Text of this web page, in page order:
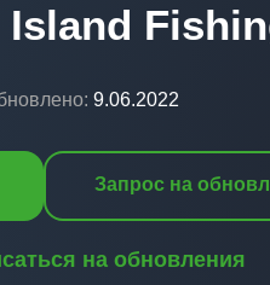
Island
9.06.2022
Запрос на
на обновления